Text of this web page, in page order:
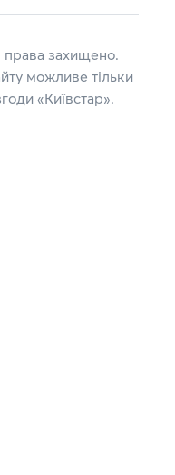
права захищено.
можливе тільки
«Київстар».